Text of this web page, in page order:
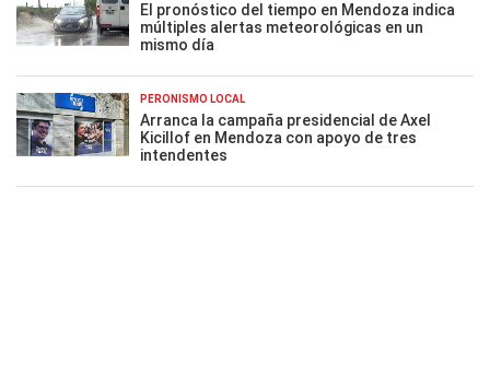
El pronóstico del tiempo en Mendoza indica
múltiples alertas meteorológicas en un
mismo día
PERONISMO LOCAL
Arranca la campaña presidencial de Axel
Kicillof en Mendoza con apoyo de tres
intendentes